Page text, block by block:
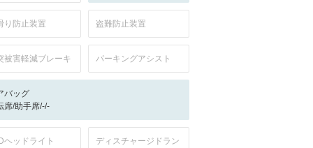
り防止装置 盗難防止装置
被害軽減ブレーキ パーキングアシスト
バッグ
席/助手席/-/-
ヘッドライト
ディスチャージドラン